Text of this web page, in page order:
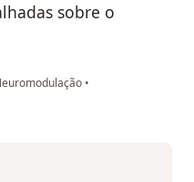
sobre o
•